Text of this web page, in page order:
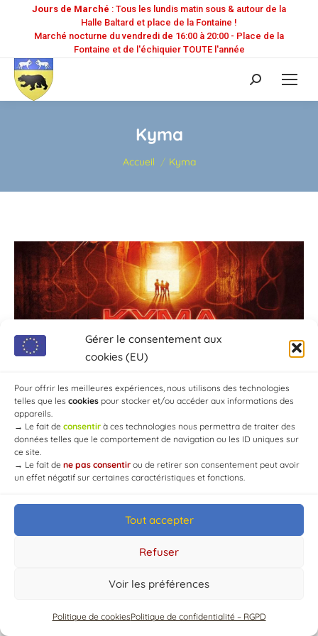
Gérer le consentement aux
cookies (EU)
Pour offrir les meilleures expériences, nous utilisons des technologies
telles que les cookies pour stocker et/ou accéder aux informations des
appareils.
→ Le fait de consentir à ces technologies nous permettra de traiter des
données telles que le comportement de navigation ou les ID uniques sur
ce site.
→ Le fait de ne pas consentir ou de retirer son consentement peut avoir
un effet négatif sur certaines caractéristiques et fonctions.
Tout accepter
Refuser
Voir les préférences
Politique de cookiesPolitique de confidentialité – RGPD
Jours de Marché : Tous les lundis matin sous & autour de la
Halle Baltard et place de la Fontaine !
Marché nocturne du vendredi de 16:00 à 20:00 - Place de la
Fontaine et de l'échiquier TOUTE l'année
Recherche
:
Kyma
Vous êtes ici :
Accueil Kyma
Developed byWEB3-DESIGN